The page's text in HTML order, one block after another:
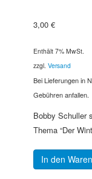
3,00 €
Enthält 7% MwSt.
zzgl. Versand
Bei Lieferungen in
Gebühren anfallen.
Bobby Schuller
Thema “Der
In den